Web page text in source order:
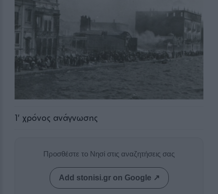
1' χρόνος ανάγνωσης
Προσθέστε το Νησί στις αναζητήσεις σας
Add stonisi.gr on Google ↗